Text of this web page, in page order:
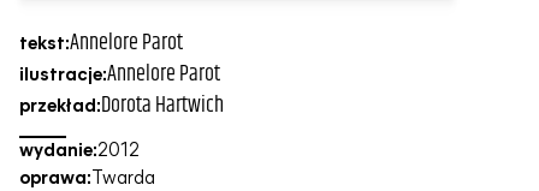
tekst:Annelore Parot
ilustracje:Annelore Parot
przekład:Dorota Hartwich
wydanie:2012
oprawa: Twarda